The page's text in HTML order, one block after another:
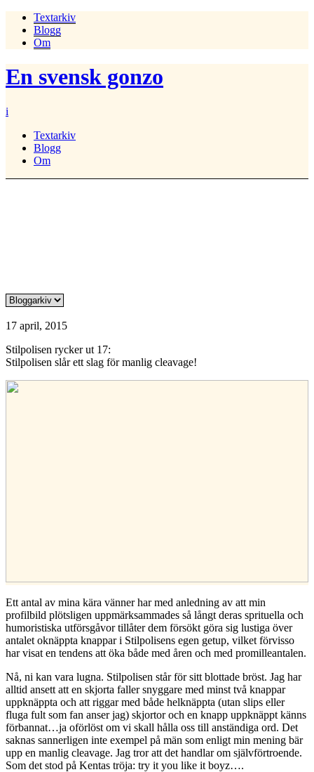
Textarkiv
Blogg
Om
En svensk gonzo
i
Textarkiv
Blogg
Om
17 april, 2015
Stilpolisen rycker ut 17:
Stilpolisen slår ett slag för manlig cleavage!
Ett antal av mina kära vänner har med anledning av att min
profilbild plötsligen uppmärksammades så långt deras sprituella och
humoristiska utförsgåvor tillåter dem försökt göra sig lustiga över
antalet oknäppta knappar i Stilpolisens egen getup, vilket förvisso
har visat en tendens att öka både med åren och med promilleantalen.
Nå, ni kan vara lugna. Stilpolisen står för sitt blottade bröst. Jag har
alltid ansett att en skjorta faller snyggare med minst två knappar
uppknäppta och att riggar med både helknäppta (utan slips eller
fluga fult som fan anser jag) skjortor och en knapp uppknäppt känns
förbannat…ja oförlöst om vi skall hålla oss till anständiga ord. Det
saknas sannerligen inte exempel på män som enligt min mening bär
upp en manlig cleavage. Jag tror att det handlar om självförtroende.
Som det stod på Kentas tröja: try it you like it boyz….